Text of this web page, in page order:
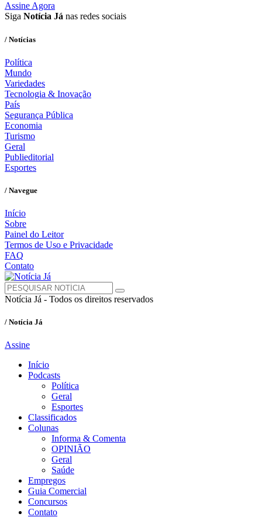
Assine Agora
Siga Notícia Já nas redes sociais
/ Notícias
Política
Mundo
Variedades
Tecnologia & Inovação
País
Segurança Pública
Economia
Turismo
Geral
Publieditorial
Esportes
/ Navegue
Início
Sobre
Painel do Leitor
Termos de Uso e Privacidade
FAQ
Contato
Notícia Já - Todos os direitos reservados
/ Notícia Já
Assine
Início
Podcasts
Política
Geral
Esportes
Classificados
Colunas
Informa & Comenta
OPINIÃO
Geral
Saúde
Empregos
Guia Comercial
Concursos
Contato